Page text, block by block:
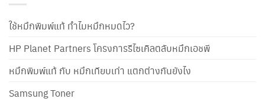
ใช้หมึกพิมพ์แท้ ทำไมหมึกหมดไว?
HP Planet Partners โครงการรีไซเคิลตลับหมึกเอชพี
หมึกพิมพ์แท้ กับ หมึกเทียบเท่า แตกต่างกันยังไง
Samsung Toner